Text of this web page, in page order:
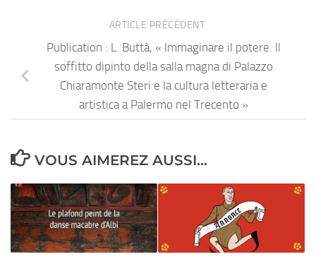
ARTICLE PRÉCÉDENT
Publication : L. Buttà, « Immaginare il potere. Il
soffitto dipinto della salla magna di Palazzo
Chiaramonte Steri e la cultura letteraria e
artistica a Palermo nel Trecento »
VOUS AIMEREZ AUSSI...